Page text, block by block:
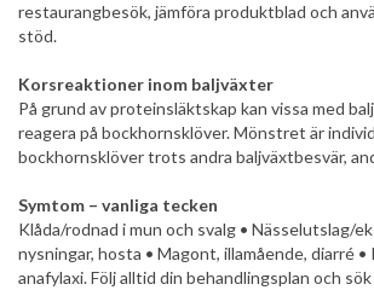
restaurangbesök, jämföra produktblad och
stöd.
Korsreaktioner inom baljväxter
På grund av proteinsläktskap kan vissa med
reagera på bockhornsklöver. Mönstret är
bockhornsklöver trots andra baljväxtbesvär,
Symtom – vanliga tecken
Klåda/rodnad i mun och svalg • Nässelutslag/
nysningar, hosta • Magont, illamående, diarré •
anafylaxi. Följ alltid din behandlingsplan och